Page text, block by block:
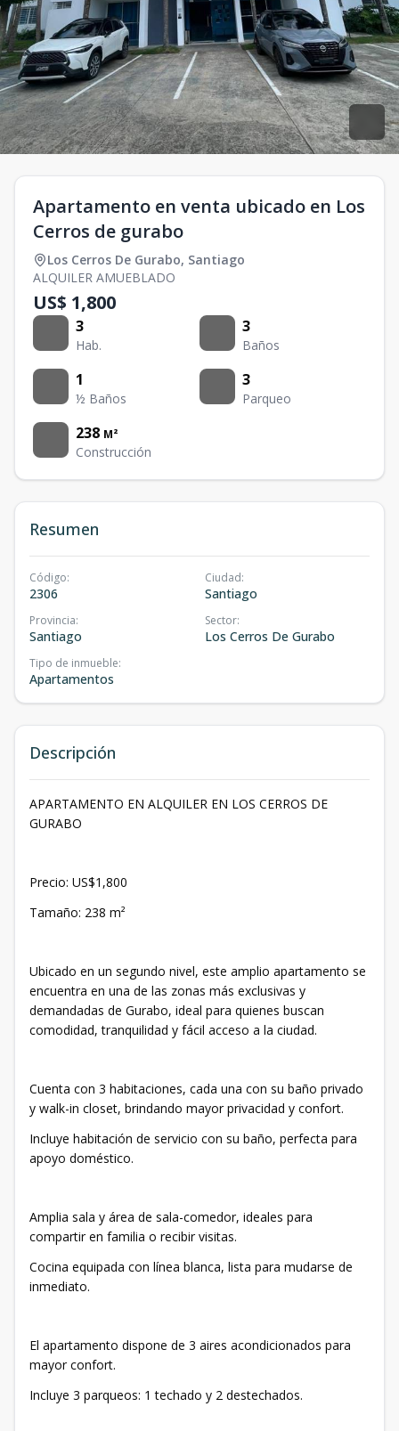
Apartamento en venta ubicado en Los
Cerros de gurabo
Los Cerros De Gurabo, Santiago
ALQUILER AMUEBLADO
US$ 1,800
3
Hab.
3
Baños
1
½ Baños
3
Parqueo
238 M²
Construcción
Resumen
Código:
2306
Ciudad:
Santiago
Provincia:
Santiago
Sector:
Los Cerros De Gurabo
Tipo de inmueble:
Apartamentos
Descripción
APARTAMENTO EN ALQUILER EN LOS CERROS DE
GURABO
Precio: US$1,800
Tamaño: 238 m²
Ubicado en un segundo nivel, este amplio apartamento se
encuentra en una de las zonas más exclusivas y
demandadas de Gurabo, ideal para quienes buscan
comodidad, tranquilidad y fácil acceso a la ciudad.
Cuenta con 3 habitaciones, cada una con su baño privado
y walk-in closet, brindando mayor privacidad y confort.
Incluye habitación de servicio con su baño, perfecta para
apoyo doméstico.
Amplia sala y área de sala-comedor, ideales para
compartir en familia o recibir visitas.
Cocina equipada con línea blanca, lista para mudarse de
inmediato.
El apartamento dispone de 3 aires acondicionados para
mayor confort.
Incluye 3 parqueos: 1 techado y 2 destechados.